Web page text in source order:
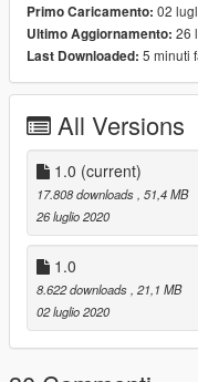
Подсветка кнопок
Все отрывается и
Высококачественные
Грязь по всему кузову
Руки персонажа на руле
Автомобиль не
Тонировка окон
Отверстия от пуль
Primo Caricamento: 02
Ultimo Aggiornamento: 26
Last Downloaded: 5 minuti
All Versions
1.0 (current)
17.808 downloads, 51,4 MB
26 luglio 2020
1.0
8.622 downloads, 21,1 MB
02 luglio 2020